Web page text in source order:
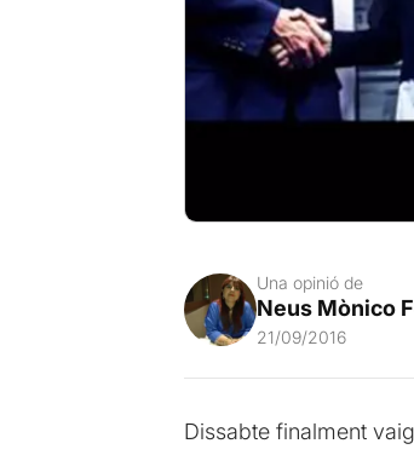
Una opinió de
Neus Mònico
21/09/2016
Dissabte finalment